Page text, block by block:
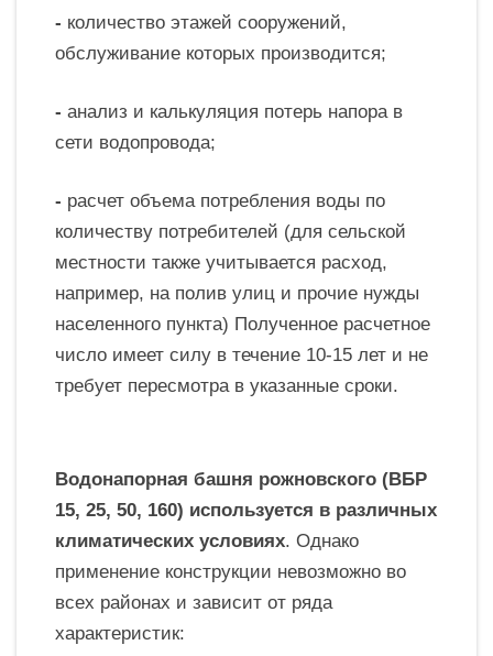
- количество этажей сооружений,
обслуживание которых производится;
- анализ и калькуляция потерь напора в
сети водопровода;
- расчет объема потребления воды по
количеству потребителей (для сельской
местности также учитывается расход,
например, на полив улиц и прочие нужды
населенного пункта) Полученное расчетное
число имеет силу в течение 10-15 лет и не
требует пересмотра в указанные сроки.
Водонапорная башня рожновского (ВБР
15, 25, 50, 160) используется в различных
климатических условиях. Однако
применение конструкции невозможно во
всех районах и зависит от ряда
характеристик: